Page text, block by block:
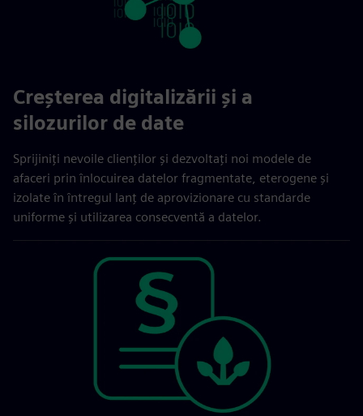
Creșterea digitalizării și a
silozurilor de date
Sprijiniți nevoile clienților și dezvoltați noi modele de
afaceri prin înlocuirea datelor fragmentate, eterogene și
izolate în întregul lanț de aprovizionare cu standarde
uniforme și utilizarea consecventă a datelor.